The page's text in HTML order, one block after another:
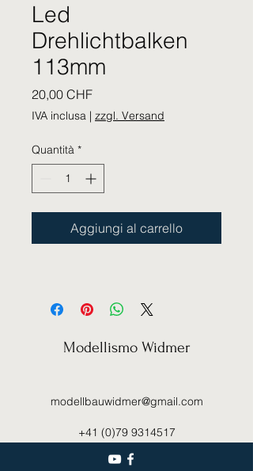
Led
Drehlichtbalken
113mm
20,00 CHFPrezzo
IVA inclusa | zzgl. Versand
Quantità *
Aggiungi al carrello
Modellismo Widmer
modellbauwidmer@gmail.com
+41 (0)79 9314517